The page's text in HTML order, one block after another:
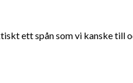
ett spån som vi kanske till